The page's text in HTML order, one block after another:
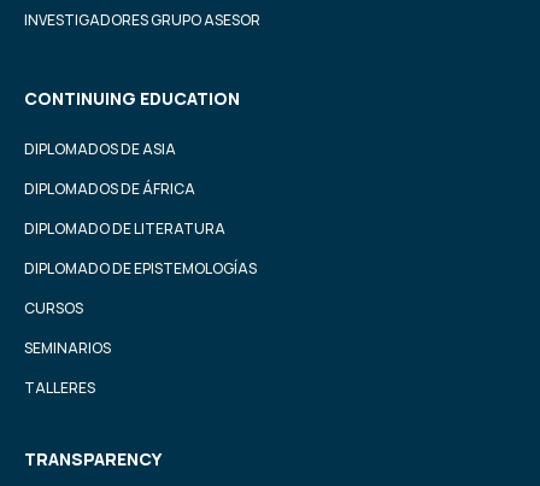
INVESTIGADORES GRUPO ASESOR
CONTINUING EDUCATION
DIPLOMADOS DE ASIA
DIPLOMADOS DE ÁFRICA
DIPLOMADO DE LITERATURA
DIPLOMADO DE EPISTEMOLOGÍAS
CURSOS
SEMINARIOS
TALLERES
TRANSPARENCY